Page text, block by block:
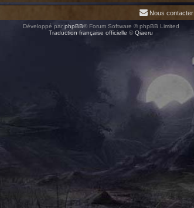
Nous contacter
Développé par phpBB® Forum Software © phpBB Limited
Traduction française officielle ©Qiaeru